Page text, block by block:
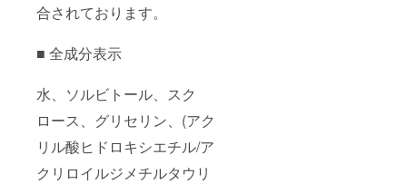
合されております。
■ 全成分表示
水、ソルビトール、スク
ロース、グリセリン、(アク
リル酸ヒドロキシエチル/ア
クリロイルジメチルタウリ